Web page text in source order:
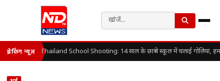
ब्रेकिंग न्यूज़ Thailand School Shooting: 14 साल के छात्र ने स्कूल में चलाई गोलियां,